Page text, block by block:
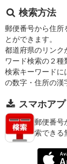
検索方法
郵便番号から住所
とができます。
都道府県のリンク
ワード検索の２種
検索キーワードに
の数字・住所の漢
スマホアプ
郵便番号
索できる